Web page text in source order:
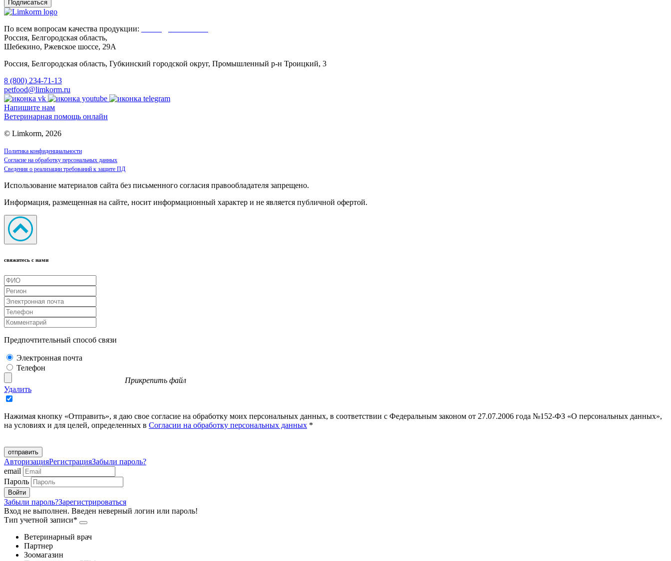
По всем вопросам качества продукции:
Россия, Белгородская область,
Шебекино, Ржевское шоссе, 29А
Россия, Белгородская область, Губкинский городской округ, Промышленный р-н Троицкий, 3
8 (800) 234-71-13
petfood@limkorm.ru
Напишите нам
Ветеринарная помощь онлайн
© Limkorm, 2026
Политика конфиденциальности
Согласие на обработку персональных данных
Сведения о реализации требований к защите ПД
Использование материалов сайта без письменного согласия правообладателя запрещено.
Информация, размещенная на сайте, носит информационный характер и не является публичной офертой.
свяжитесь с нами
Предпочтительный способ связи
Электронная почта
Телефон
Прикрепить файл
Удалить
Нажимая кнопку «Отправить», я даю свое согласие на обработку моих персональных данных, в соответствии с Федеральным законом от 27.07.2006 года №152-ФЗ «О персональных данных»,
на условиях и для целей, определенных в Согласии на обработку персональных данных *
отправить
АвторизацияРегистрацияЗабыли пароль?
email
Пароль
Забыли пароль?Зарегистрироваться
Вход не выполнен. Введен неверный логин или пароль!
Тип учетной записи*
Ветеринарный врач
Партнер
Зоомагазин